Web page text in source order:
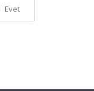
Evet